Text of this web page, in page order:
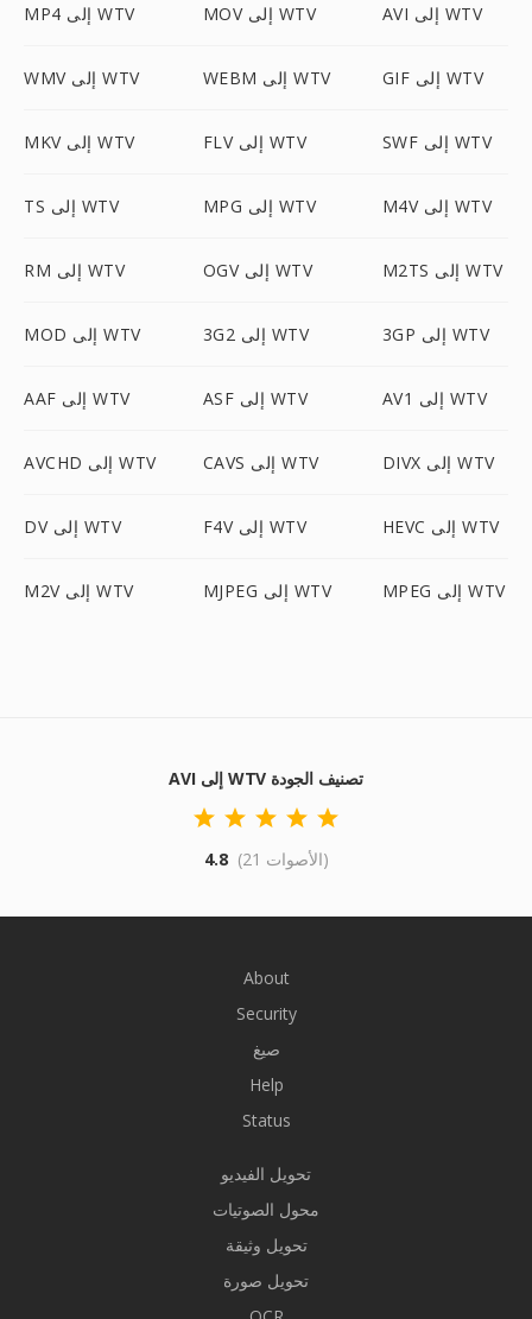
MP4 إلى WTV MOV إلى WTV AVI إلى WTV
WMV إلى WTV WEBM إلى WTV GIF إلى WTV
MKV إلى WTV FLV إلى WTV SWF إلى WTV
TS إلى WTV MPG إلى WTV M4V إلى WTV
RM إلى WTV OGV إلى WTV M2TS إلى WTV
MOD إلى WTV 3G2 إلى WTV 3GP إلى WTV
AAF إلى WTV ASF إلى WTV AV1 إلى WTV
AVCHD إلى WTV CAVS إلى WTV DIVX إلى WTV
DV إلى WTV F4V إلى WTV HEVC إلى WTV
M2V إلى WTV MJPEG إلى WTV MPEG إلى WTV
AVI إلى WTV تصنيف الجودة
4.8 (21 الأصوات)
About
Security
صيغ
Help
Status
تحويل الفيديو
محول الصوتيات
تحويل وثيقة
تحويل صورة